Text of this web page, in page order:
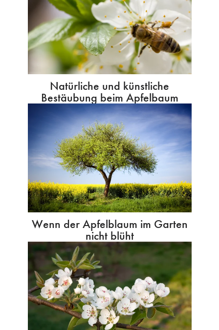
Natürliche und künstliche
Bestäubung beim Apfelbaum
Wenn der Apfelblaum im Garten
nicht blüht